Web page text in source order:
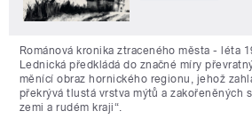
Románová kronika ztraceného města - léta
Lednická předkládá do značné míry
měnící obraz hornického regionu, jehož
překrývá tlustá vrstva mýtů a zakořeněných
zemi a rudém kraji“.